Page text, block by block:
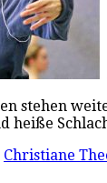
stehen
heiße
Christiane